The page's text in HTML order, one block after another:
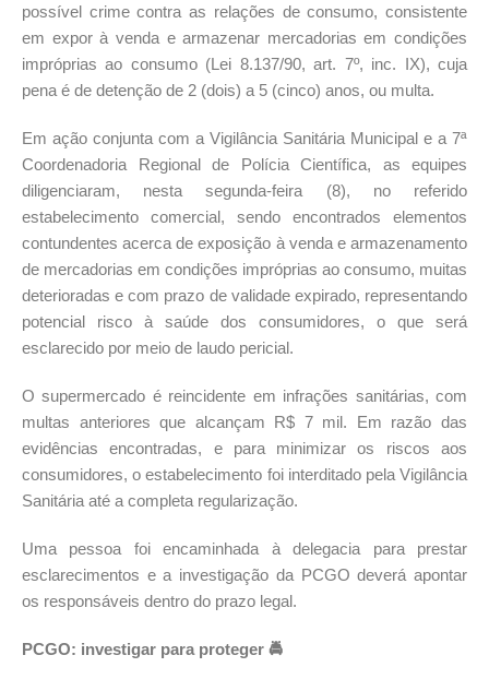
possível crime contra as relações de consumo, consistente
em expor à venda e armazenar mercadorias em condições
impróprias ao consumo (Lei 8.137/90, art. 7º, inc. IX), cuja
pena é de detenção de 2 (dois) a 5 (cinco) anos, ou multa.
Em ação conjunta com a Vigilância Sanitária Municipal e a 7ª
Coordenadoria Regional de Polícia Científica, as equipes
diligenciaram, nesta segunda-feira (8), no referido
estabelecimento comercial, sendo encontrados elementos
contundentes acerca de exposição à venda e armazenamento
de mercadorias em condições impróprias ao consumo, muitas
deterioradas e com prazo de validade expirado, representando
potencial risco à saúde dos consumidores, o que será
esclarecido por meio de laudo pericial.
O supermercado é reincidente em infrações sanitárias, com
multas anteriores que alcançam R$ 7 mil. Em razão das
evidências encontradas, e para minimizar os riscos aos
consumidores, o estabelecimento foi interditado pela Vigilância
Sanitária até a completa regularização.
Uma pessoa foi encaminhada à delegacia para prestar
esclarecimentos e a investigação da PCGO deverá apontar
os responsáveis dentro do prazo legal.
PCGO: investigar para proteger 🚔